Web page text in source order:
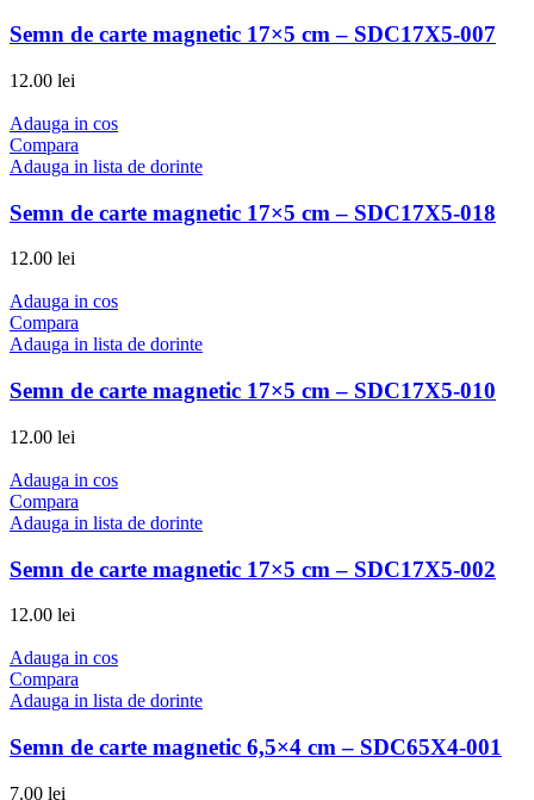
Semn de carte magnetic 17×5 cm – SDC17X5-007
12.00 lei
Adauga in cos
Compara
Adauga in lista de dorinte
Semn de carte magnetic 17×5 cm – SDC17X5-018
12.00 lei
Adauga in cos
Compara
Adauga in lista de dorinte
Semn de carte magnetic 17×5 cm – SDC17X5-010
12.00 lei
Adauga in cos
Compara
Adauga in lista de dorinte
Semn de carte magnetic 17×5 cm – SDC17X5-002
12.00 lei
Adauga in cos
Compara
Adauga in lista de dorinte
Semn de carte magnetic 6,5×4 cm – SDC65X4-001
7.00 lei